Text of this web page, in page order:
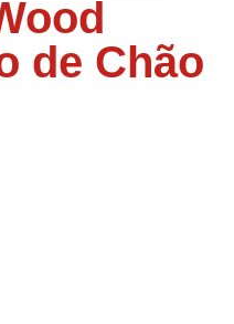
de Chão